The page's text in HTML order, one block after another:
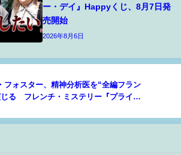
ー・デイ』Happyくじ、8月7日発
売開始
2026年8月6日
フォスター、精神分析医を“全編フラン
じる フレンチ・ミステリー『プライベ